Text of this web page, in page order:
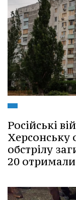
Російські
Херсонську
обстрілу
20